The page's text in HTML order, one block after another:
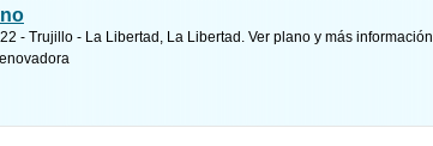
- Trujillo - La Libertad, La Libertad. Ver plano y más información